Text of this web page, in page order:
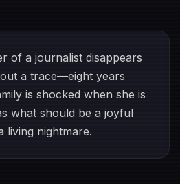
of a journalist disappears
a trace—eight years
is shocked when she is
what should be a joyful
living nightmare.